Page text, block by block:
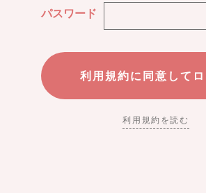
パスワード
利用規約を読む